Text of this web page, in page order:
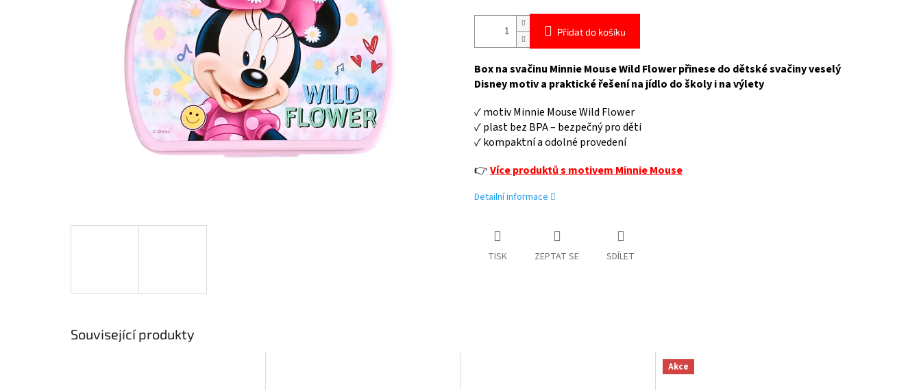
Přidat do košíku
Box na svačinu Minnie Mouse Wild Flower přinese do dětské svačiny veselý
Disney motiv a praktické řešení na jídlo do školy i na výlety
✓ motiv Minnie Mouse Wild Flower
✓ plast bez BPA – bezpečný pro děti
✓ kompaktní a odolné provedení
👉Více produktů s motivem Minnie Mouse
Detailní informace
TISK ZEPTAT SE SDÍLET
Související produkty
Akce